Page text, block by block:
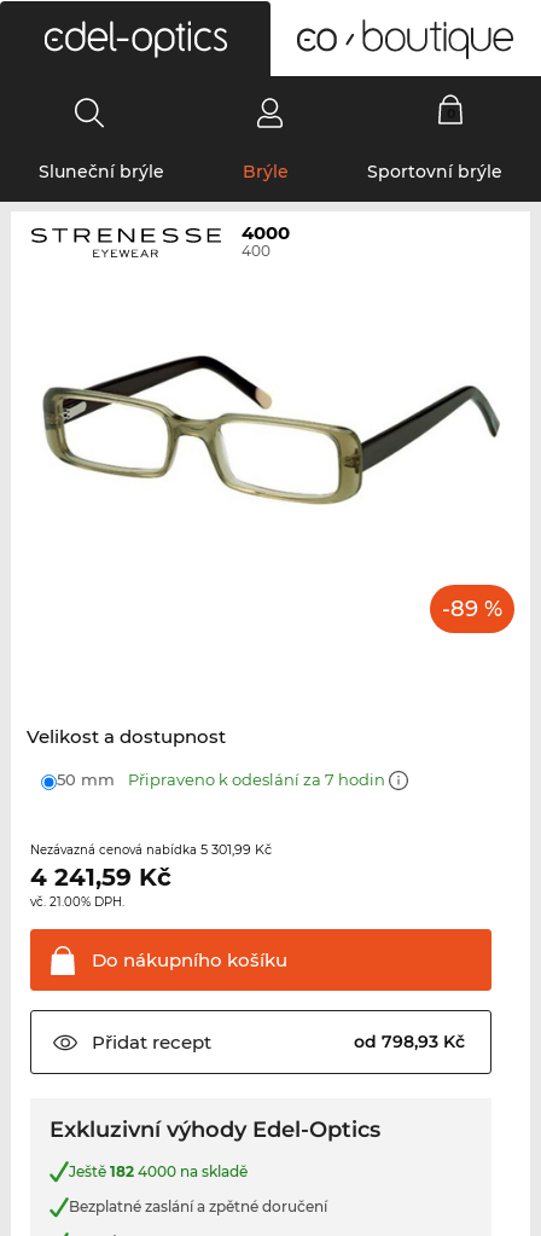
Sluneční brýle Brýle Sportovní brýle
4000
400
-89 %
Velikost a dostupnost
50 mm Připraveno k odeslání za 7 hodin
Nezávazná cenová nabídka 5 301,99 Kč
4 241,59 Kč
vč. 21.00% DPH.
Do nákupního košíku
Přidatrecept od 798,93 Kč
Exkluzivní výhody Edel-Optics
Ještě 1824000 na skladě
Bezplatné zaslání a zpětné doručení